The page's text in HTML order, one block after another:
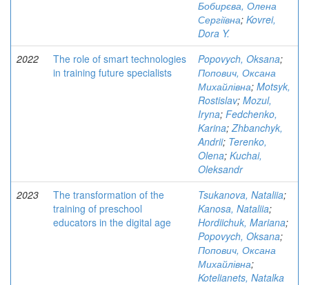
Бобирєва, Олена
Сергіївна; Kovrei,
Dora Y.
2022
The role of smart technologies
in training future specialists
Popovych, Oksana;
Попович, Оксана
Михайлівна; Motsyk,
Rostislav; Mozul,
Iryna; Fedchenko,
Karina;Zhbanchyk,
Andrii; Terenko,
Olena; Kuchai,
Oleksandr
2023
The transformation of the
training of preschool
educators in the digital age
Tsukanova, Nataliia;
Kanosa, Nataliia;
Hordiichuk, Mariana;
Popovych, Oksana;
Попович, Оксана
Михайлівна;
Kotelianets, Natalka